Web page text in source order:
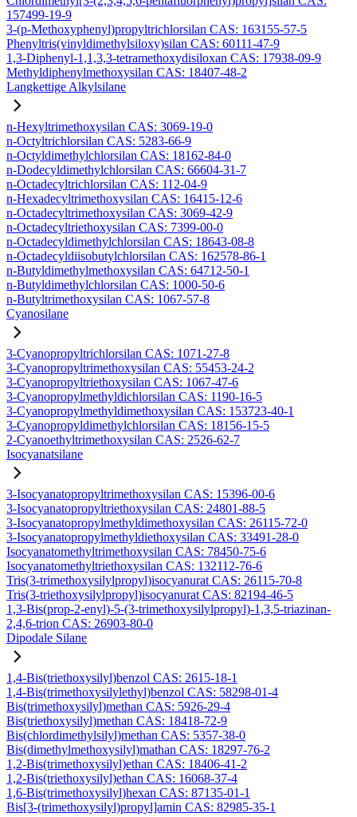
157499-19-9
3-(p-Methoxyphenyl)propyltrichlorsilan CAS: 163155-57-5
Phenyltris(vinyldimethylsiloxy)silan CAS: 60111-47-9
1,3-Diphenyl-1,1,3,3-tetramethoxydisiloxan CAS: 17938-09-9
Methyldiphenylmethoxysilan CAS: 18407-48-2
Langkettige Alkylsilane
n-Hexyltrimethoxysilan CAS: 3069-19-0
n-Octyltrichlorsilan CAS: 5283-66-9
n-Octyldimethylchlorsilan CAS: 18162-84-0
n-Dodecyldimethylchlorsilan CAS: 66604-31-7
n-Octadecyltrichlorsilan CAS: 112-04-9
n-Hexadecyltrimethoxysilan CAS: 16415-12-6
n-Octadecyltrimethoxysilan CAS: 3069-42-9
n-Octadecyltriethoxysilan CAS: 7399-00-0
n-Octadecyldimethylchlorsilan CAS: 18643-08-8
n-Octadecyldiisobutylchlorsilan CAS: 162578-86-1
n-Butyldimethylmethoxysilan CAS: 64712-50-1
n-Butyldimethylchlorsilan CAS: 1000-50-6
n-Butyltrimethoxysilan CAS: 1067-57-8
Cyanosilane
3-Cyanopropyltrichlorsilan CAS: 1071-27-8
3-Cyanopropyltrimethoxysilan CAS: 55453-24-2
3-Cyanopropyltriethoxysilan CAS: 1067-47-6
3-Cyanopropylmethyldichlorsilan CAS: 1190-16-5
3-Cyanopropylmethyldimethoxysilan CAS: 153723-40-1
3-Cyanopropyldimethylchlorsilan CAS: 18156-15-5
2-Cyanoethyltrimethoxysilan CAS: 2526-62-7
Isocyanatsilane
3-Isocyanatopropyltrimethoxysilan CAS: 15396-00-6
3-Isocyanatopropyltriethoxysilan CAS: 24801-88-5
3-Isocyanatopropylmethyldimethoxysilan CAS: 26115-72-0
3-Isocyanatopropylmethyldiethoxysilan CAS: 33491-28-0
Isocyanatomethyltrimethoxysilan CAS: 78450-75-6
Isocyanatomethyltriethoxysilan CAS: 132112-76-6
Tris(3-trimethoxysilylpropyl)isocyanurat CAS: 26115-70-8
Tris(3-triethoxysilylpropyl)isocyanurat CAS: 82194-46-5
1,3-Bis(prop-2-enyl)-5-(3-trimethoxysilylpropyl)-1,3,5-triazinan-
2,4,6-trion CAS: 26903-80-0
Dipodale Silane
1,4-Bis(triethoxysilyl)benzol CAS: 2615-18-1
1,4-Bis(trimethoxysilylethyl)benzol CAS: 58298-01-4
Bis(trimethoxysilyl)methan CAS: 5926-29-4
Bis(triethoxysilyl)methan CAS: 18418-72-9
Bis(chlordimethylsilyl)methan CAS: 5357-38-0
Bis(dimethylmethoxysilyl)mathan CAS: 18297-76-2
1,2-Bis(trimethoxysilyl)ethan CAS: 18406-41-2
1,2-Bis(triethoxysilyl)ethan CAS: 16068-37-4
1,6-Bis(trimethoxysilyl)hexan CAS: 87135-01-1
Bis[3-(trimethoxysilyl)propyl]amin CAS: 82985-35-1